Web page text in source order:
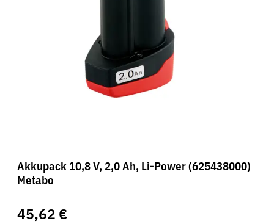
Akkupack 10,8 V, 2,0 Ah, Li-Power (625438000)
Metabo
45,62 €